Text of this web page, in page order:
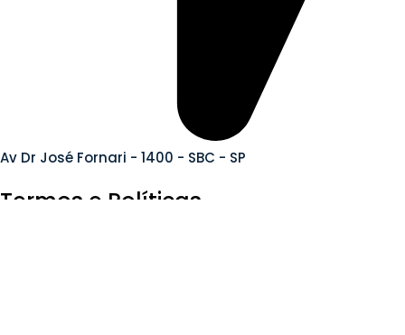
Av Dr José Fornari - 1400 - SBC - SP
Termos e Políticas